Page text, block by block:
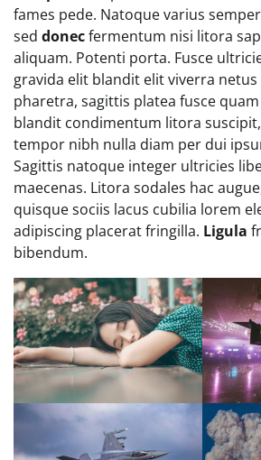
fames pede. Natoque varius
sed donecfermentum nisi litora
aliquam. Potenti porta. Fusce
gravida elit blandit elit viverra
pharetra, sagittis platea fusce
blandit condimentum litora
tempor nibh nulla diam per dui
Sagittis natoque integer ultricies
maecenas. Litora sodales hac
quisque sociis lacus cubilia lorem
adipiscing placerat fringilla. Ligula
bibendum.